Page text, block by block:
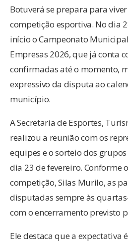
Botuverá se prepara para
competição esportiva. No dia
início o Campeonato
Empresas 2026, que já conta
confirmadas até o momento,
expressivo da disputa ao
município.
A Secretaria de Esportes,
realizou a reunião com os
equipes e o sorteio dos
dia 23 de fevereiro. Conforme
competição, Silas Murilo, as
disputadas sempre às
com o encerramento previsto
Ele destaca que a expectativa